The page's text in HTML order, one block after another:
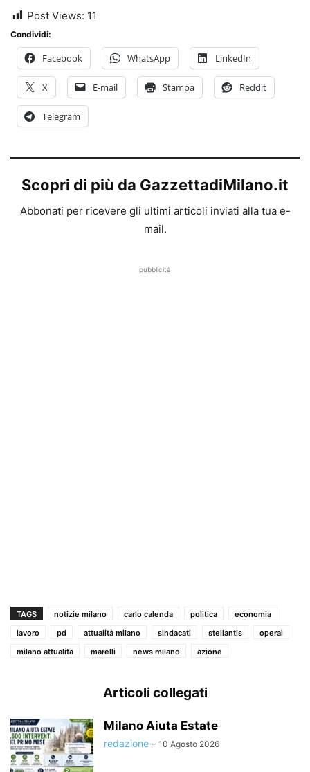
Post Views: 11
Condividi:
Facebook WhatsApp LinkedIn
X E-mail Stampa Reddit
Telegram
Scopri di più da GazzettadiMilano.it
Abbonati per ricevere gli ultimi articoli inviati alla tua e-
mail.
pubblicità
TAGS notizie milano carlo calenda politica
economia
lavoro
pd attualità milano sindacati stellantis
operai
milano attualità
marelli news milano azione
Articoli collegati
Milano Aiuta Estate
redazione - 10 Agosto 2026